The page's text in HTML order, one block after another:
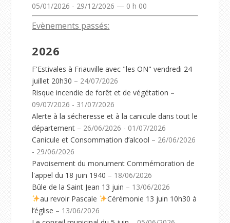
05/01/2026 - 29/12/2026 — 0 h 00
Evènements passés:
2026
F'Estivales à Friauville avec "les ON" vendredi 24
juillet 20h30 – 24/07/2026
Risque incendie de forêt et de végétation –
09/07/2026 - 31/07/2026
Alerte à la sécheresse et à la canicule dans tout le
département – 26/06/2026 - 01/07/2026
Canicule et Consommation d’alcool – 26/06/2026
- 29/06/2026
Pavoisement du monument Commémoration de
l'appel du 18 juin 1940 – 18/06/2026
Bûle de la Saint Jean 13 juin – 13/06/2026
au revoir Pascale
Cérémonie 13 juin 10h30 à
l’église – 13/06/2026